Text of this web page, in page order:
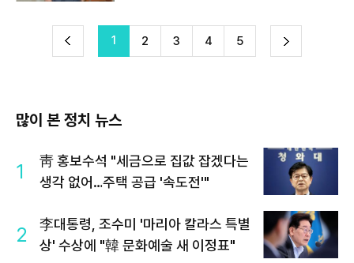
이
1
2 3 4 5 다
많이 본 정치 뉴스
1
靑 홍보수석 "세금으로 집값 잡겠다는
생각 없어…주택 공급 '속도전'"
2
李대통령, 조수미 '마리아 칼라스 특별
상' 수상에 "韓 문화예술 새 이정표"